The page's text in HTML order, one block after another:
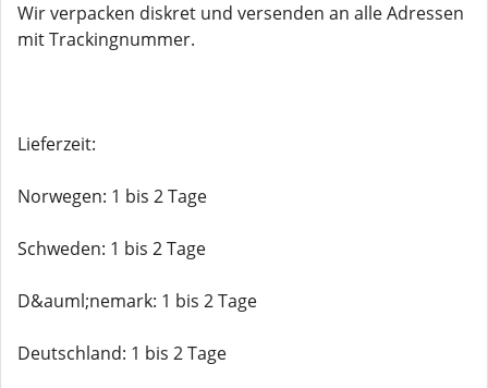
Wir verpacken diskret und versenden an alle Adressen
mit Trackingnummer.
Lieferzeit:
Norwegen: 1 bis 2 Tage
Schweden: 1 bis 2 Tage
D&auml;nemark: 1 bis 2 Tage
Deutschland: 1 bis 2 Tage